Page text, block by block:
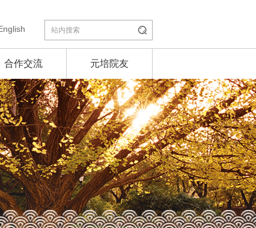
合作交流 元培院友